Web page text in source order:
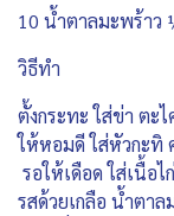
10 น้ำตาลมะพร้าว
วิธีทำ
ตั้งกระทะ ใส่ข่า ตะ
ให้หอมดี ใส่หัวกะทิ
รอให้เดือด ใส่เนื้อ
รสด้วยเกลือ น้ำตา